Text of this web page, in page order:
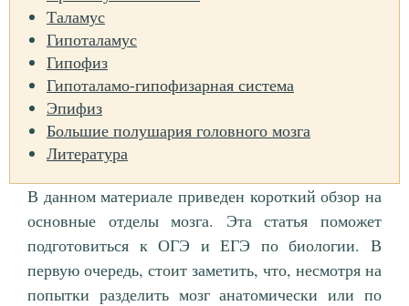
Таламус
Гипоталамус
Гипофиз
Гипоталамо-гипофизарная система
Эпифиз
Большие полушария головного мозга
Литература
В данном материале приведен короткий обзор на
основные отделы мозга. Эта статья поможет
подготовиться к ОГЭ и ЕГЭ по биологии. В
первую очередь, стоит заметить, что, несмотря на
попытки разделить мозг анатомически или по